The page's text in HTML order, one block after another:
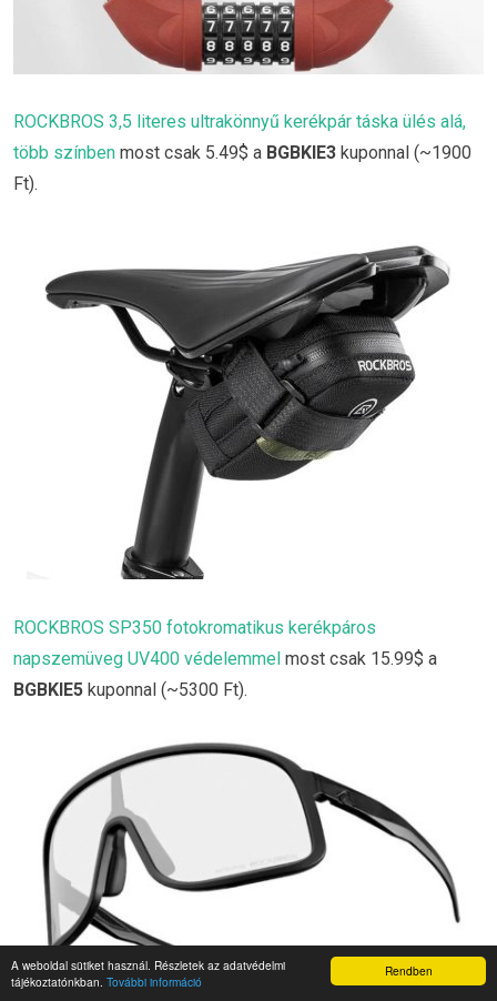
Rendben
A weboldal sütiket használ. Részletek az adatvédelmi
tájékoztatónkban. További információ
ROCKBROS 3,5 literes ultrakönnyű kerékpár táska ülés alá,
több színben most csak 5.49$ a BGBKIE3 kuponnal (~1900
Ft).
ROCKBROS SP350 fotokromatikus kerékpáros
napszemüveg UV400 védelemmel most csak 15.99$ a
BGBKIE5 kuponnal (~5300 Ft).